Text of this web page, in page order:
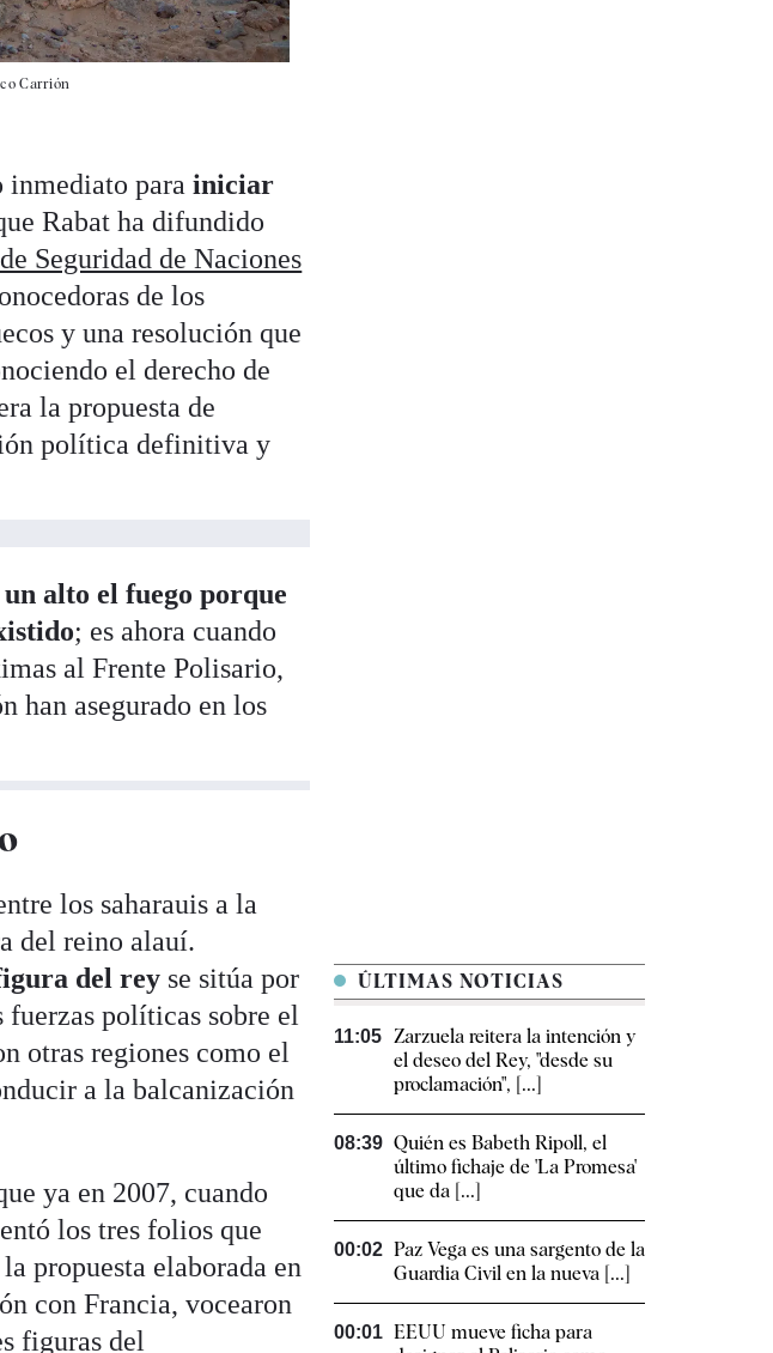
Carrión
inmediato parainiciar
Rabat ha difundido
Seguridad de Naciones
de los
y una resolución que
el derecho de
la propuesta de
política definitiva y
alto el fuego porque
; es ahora cuando
al Frente Polisario,
han asegurado en los
los saharauis a la
del reino alauí.
del rey se sitúa por
políticas sobre el
otras regiones como el
a la balcanización
ya en 2007, cuando
los tres folios que
propuesta elaborada en
con Francia, vocearon
figuras del
ÚLTIMAS NOTICIAS
11:05 Zarzuela reitera la intención y
el deseo del Rey, "desde su
proclamación", [...]
08:39 Quién es Babeth Ripoll, el
último fichaje de 'La Promesa'
que da [...]
00:02 Paz Vega es una sargento de la
Guardia Civil en la nueva [...]
00:01 EEUU mueve ficha para